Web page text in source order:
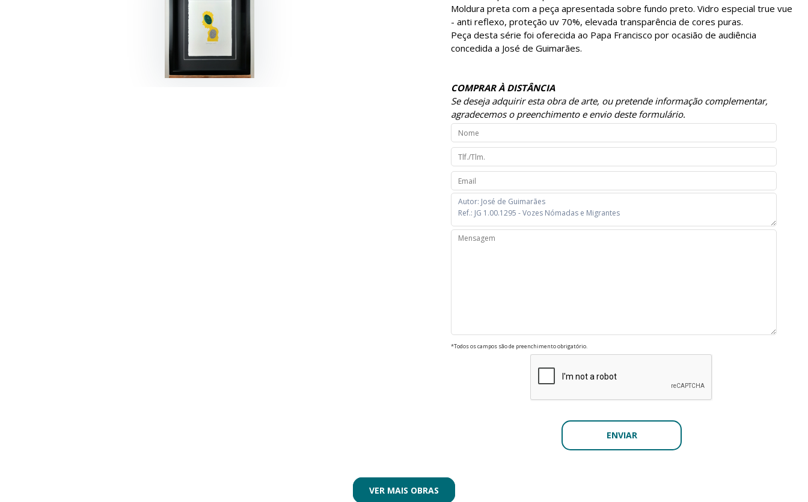
Moldura preta com a peça apresentada sobre fundo preto. Vidro especial true vue
- anti reflexo, proteção uv 70%, elevada transparência de cores puras.
Peça desta série foi oferecida ao Papa Francisco por ocasião de audiência
concedida a José de Guimarães.
COMPRAR À DISTÂNCIA
Se deseja adquirir esta obra de arte, ou pretende informação complementar,
agradecemos o preenchimento e envio deste formulário.
*Todos os campos são de preenchimento obrigatório.
VER MAIS OBRAS